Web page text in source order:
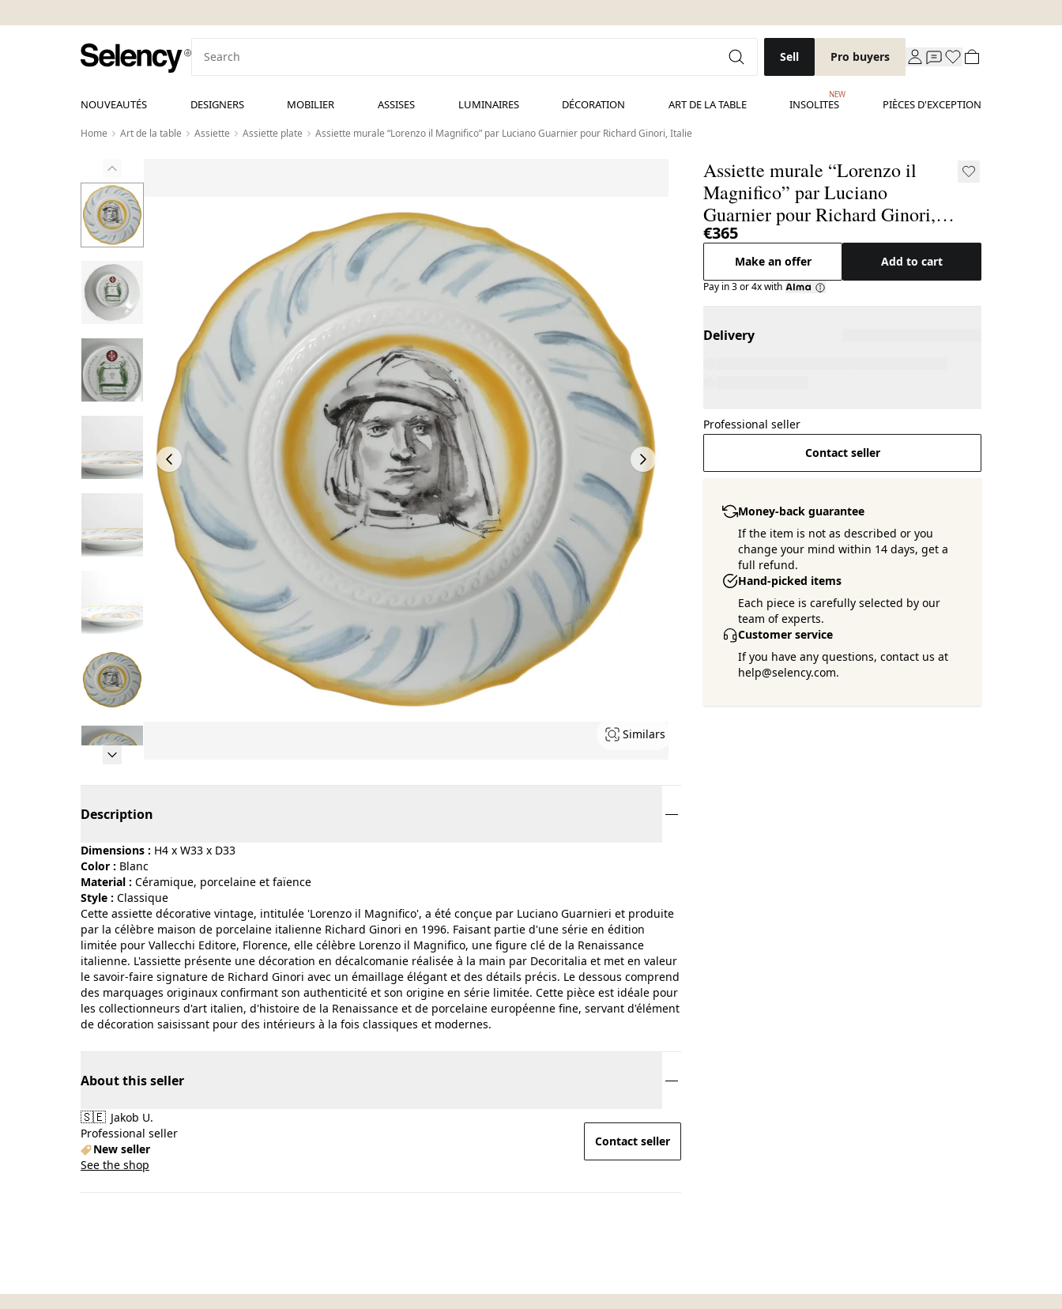
Sell Pro buyers
NOUVEAUTÉS DESIGNERS MOBILIER ASSISES LUMINAIRES DÉCORATION ART DE LA TABLE INSOLITES
NEW
PIÈCES D'EXCEPTION
Home Art de la table Assiette Assiette plate Assiette murale “Lorenzo il Magnifico” par Luciano Guarnier pour Richard Ginori, Italie
Similars
Assiette murale “Lorenzo il
Magnifico” par Luciano
Guarnier pour Richard Ginori,
Italie
€365
Make an offer Add to cart
Pay in 3 or 4x with
Delivery
Professional seller
Contact seller
Money-back guarantee
If the item is not as described or you
change your mind within 14 days, get a
full refund.
Hand-picked items
Each piece is carefully selected by our
team of experts.
Customer service
If you have any questions, contact us at
help@selency.com.
Description
Dimensions : H4 x W33 x D33
Color :
blanc
Material :
céramique, porcelaine et faïence
Style :
classique
Cette assiette décorative vintage, intitulée 'Lorenzo il Magnifico', a été conçue par Luciano Guarnieri et produite
par la célèbre maison de porcelaine italienne Richard Ginori en 1996. Faisant partie d'une série en édition
limitée pour Vallecchi Editore, Florence, elle célèbre Lorenzo il Magnifico, une figure clé de la Renaissance
italienne. L'assiette présente une décoration en décalcomanie réalisée à la main par Decoritalia et met en valeur
le savoir-faire signature de Richard Ginori avec un émaillage élégant et des détails précis. Le dessous comprend
des marquages originaux confirmant son authenticité et son origine en série limitée. Cette pièce est idéale pour
les collectionneurs d'art italien, d'histoire de la Renaissance et de porcelaine européenne fine, servant d'élément
de décoration saisissant pour des intérieurs à la fois classiques et modernes.
About this seller
🇸🇪 Jakob U.
Professional seller
New seller
See the shop
Contact seller